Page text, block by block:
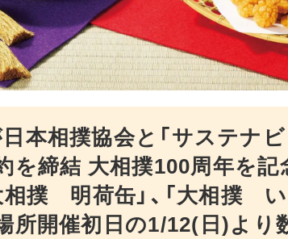
本相撲協会と「サステナ
を締結 大相撲100周年を
相撲 明荷缶」、「大相撲
所開催初日の1/12(日)より